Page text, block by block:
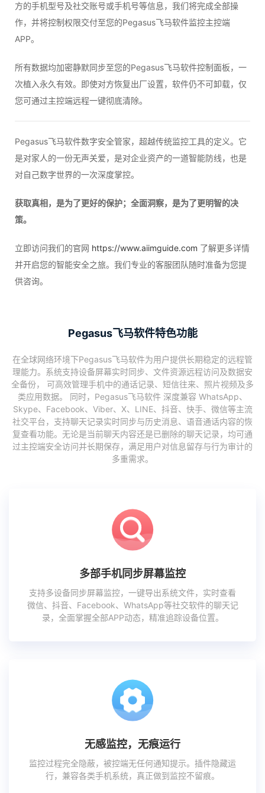
方的手机型号及社交账号或手机号等信息，我们将完成全部操
作，并将控制权限交付至您的Pegasus飞马软件监控主控端
APP。
所有数据均加密静默同步至您的Pegasus飞马软件控制面板，一
次植入永久有效。即使对方恢复出厂设置，软件仍不可卸载，仅
您可通过主控端远程一键彻底清除。
Pegasus飞马软件数字安全管家，超越传统监控工具的定义。它
是对家人的一份无声关爱，是对企业资产的一道智能防线，也是
对自己数字世界的一次深度掌控。
获取真相，是为了更好的保护；全面洞察，是为了更明智的决
策。
立即访问我们的官网 https://www.aiimguide.com 了解更多详情
并开启您的智能安全之旅。我们专业的客服团队随时准备为您提
供咨询。
Pegasus飞马软件特色功能
在全球网络环境下Pegasus飞马软件为用户提供长期稳定的远程管
理能力。系统支持设备屏幕实时同步、文件资源远程访问及数据安
全备份， 可高效管理手机中的通话记录、短信往来、照片视频及多
类应用数据。 同时，Pegasus飞马软件 深度兼容 WhatsApp、
Skype、Facebook、Viber、X、LINE、抖音、快手、微信等主流
社交平台，支持聊天记录实时同步与历史消息、语音通话内容的恢
复查看功能。无论是当前聊天内容还是已删除的聊天记录，均可通
过主控端安全访问并长期保存，满足用户对信息留存与行为审计的
多重需求。
多部手机同步屏幕监控
支持多设备同步屏幕监控，一键导出系统文件，实时查看
微信、抖音、Facebook、WhatsApp等社交软件的聊天记
录，全面掌握全部APP动态，精准追踪设备位置。
无感监控，无痕运行
监控过程完全隐蔽，被控端无任何通知提示。插件隐藏运
行，兼容各类手机系统，真正做到监控不留痕。